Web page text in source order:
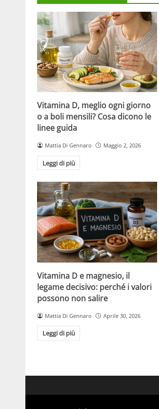
Vitamina D, meglio ogni giorno
o a boli mensili? Cosa dicono le
linee guida
Mattia Di Gennaro Maggio 2, 2026
Leggi di più
Vitamina D e magnesio, il
legame decisivo: perché i valori
possono non salire
Mattia Di Gennaro Aprile 30, 2026
Leggi di più